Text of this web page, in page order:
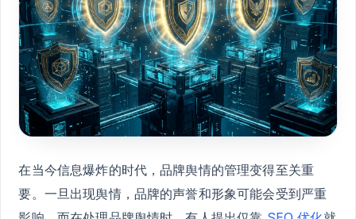
在当今信息爆炸的时代，品牌舆情的管理变得至关重
要。一旦出现舆情，品牌的声誉和形象可能会受到严重